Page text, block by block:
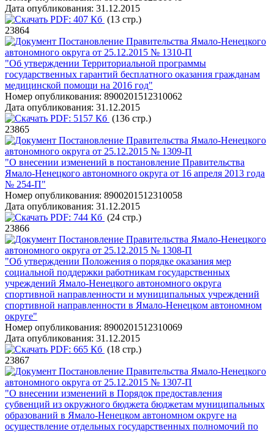
Дата опубликования: 31.12.2015
PDF: 407 Кб (13 стр.)
23864
Постановление Правительства Ямало-Ненецкого
автономного округа от 25.12.2015 № 1310-П
"Об утверждении Территориальной программы
государственных гарантий бесплатного оказания гражданам
медицинской помощи на 2016 год"
Номер опубликования: 8900201512310062
Дата опубликования: 31.12.2015
PDF: 5157 Кб (136 стр.)
23865
Постановление Правительства Ямало-Ненецкого
автономного округа от 25.12.2015 № 1309-П
"О внесении изменений в постановление Правительства
Ямало-Ненецкого автономного округа от 16 апреля 2013 года
№ 254-П"
Номер опубликования: 8900201512310058
Дата опубликования: 31.12.2015
PDF: 744 Кб (24 стр.)
23866
Постановление Правительства Ямало-Ненецкого
автономного округа от 25.12.2015 № 1308-П
"Об утверждении Положения о порядке оказания мер
социальной поддержки работникам государственных
учреждений Ямало-Ненецкого автономного округа
спортивной направленности и муниципальных учреждений
спортивной направленности в Ямало-Ненецком автономном
округе"
Номер опубликования: 8900201512310069
Дата опубликования: 31.12.2015
PDF: 665 Кб (18 стр.)
23867
Постановление Правительства Ямало-Ненецкого
автономного округа от 25.12.2015 № 1307-П
"О внесении изменений в Порядок предоставления
субвенций из окружного бюджета бюджетам муниципальных
образований в Ямало-Ненецком автономном округе на
осуществление отдельных государственных полномочий по